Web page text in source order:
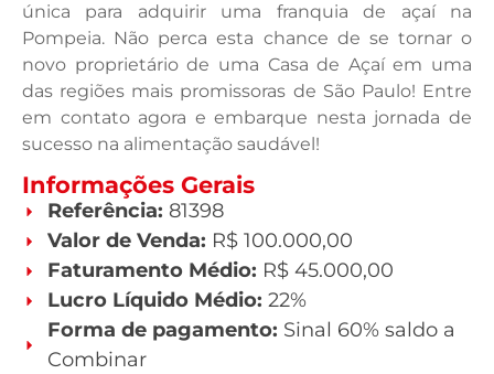
única para adquirir uma franquia de açaí na
Pompeia. Não perca esta chance de se tornar o
novo proprietário de uma Casa de Açaí em uma
das regiões mais promissoras de São Paulo! Entre
em contato agora e embarque nesta jornada de
sucesso na alimentação saudável!
Informações Gerais
Referência: 81398
Valor de Venda: R$ 100.000,00
Faturamento Médio: R$ 45.000,00
Lucro Líquido Médio: 22%
Forma de pagamento: Sinal 60% saldo a
Combinar